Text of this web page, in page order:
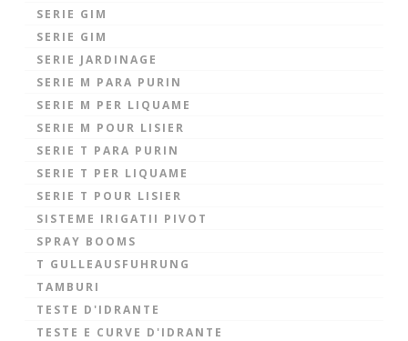
SERIE GIM
SERIE GIM
SERIE JARDINAGE
SERIE M PARA PURIN
SERIE M PER LIQUAME
SERIE M POUR LISIER
SERIE T PARA PURIN
SERIE T PER LIQUAME
SERIE T POUR LISIER
SISTEME IRIGATII PIVOT
SPRAY BOOMS
T GULLEAUSFUHRUNG
TAMBURI
TESTE D'IDRANTE
TESTE E CURVE D'IDRANTE